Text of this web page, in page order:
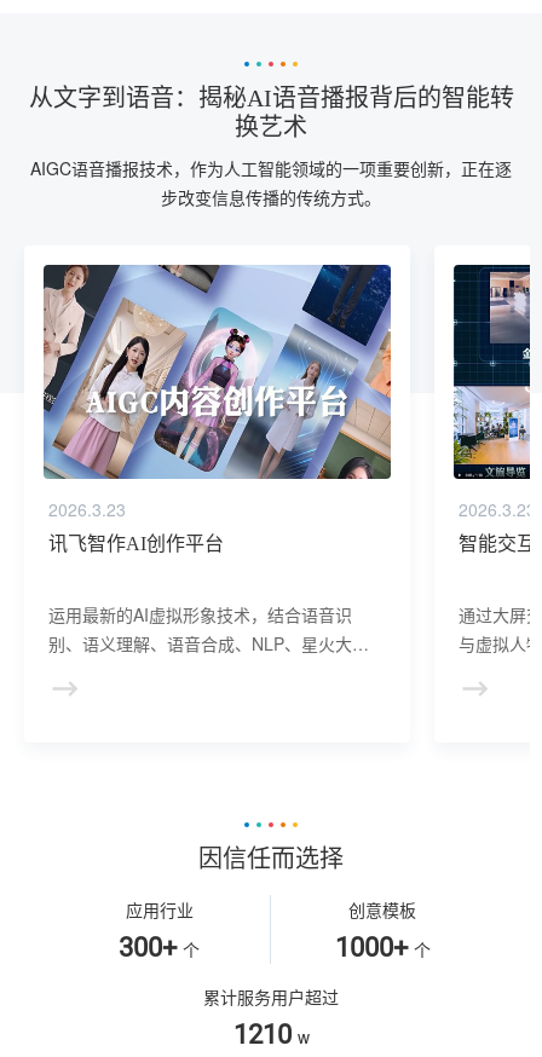
从文字到语音：揭秘AI语音播报背后的智能转
换艺术
AIGC语音播报技术，作为人工智能领域的一项重要创新，正在逐
步改变信息传播的传统方式。
2026.3.23
讯飞智作AI创作平台
运用最新的AI虚拟形象技术，结合语音识
别、语义理解、语音合成、NLP、星火大模
建、AI驱动、多模态交互的多场景虚拟人产
2026.3.23
智能交互
通过大屏
与虚拟人
景，可广
因信任而选择
应用行业
300+ 个
创意模板
1000+ 个
累计服务用户超过
1210 w